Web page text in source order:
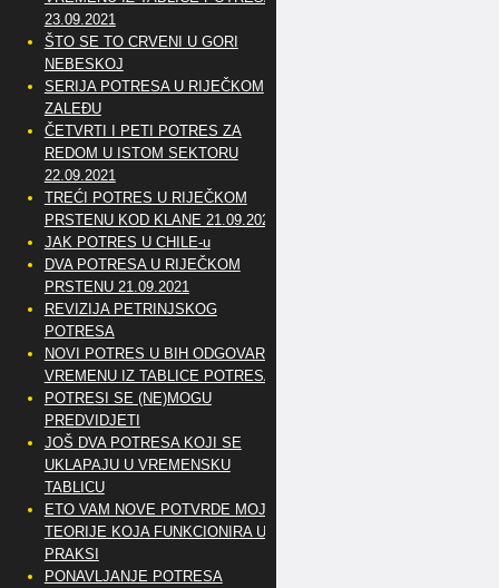
23.09.2021
ŠTO SE TO CRVENI U GORI
NEBESKOJ
SERIJA POTRESA U RIJEČKOM
ZALEĐU
ČETVRTI I PETI POTRES ZA
REDOM U ISTOM SEKTORU
22.09.2021
TREĆI POTRES U RIJEČKOM
PRSTENU KOD KLANE 21.09.2021
JAK POTRES U CHILE-u
DVA POTRESA U RIJEČKOM
PRSTENU 21.09.2021
REVIZIJA PETRINJSKOG
POTRESA
NOVI POTRES U BIH ODGOVARA
VREMENU IZ TABLICE POTRESA
POTRESI SE (NE)MOGU
PREDVIDJETI
JOŠ DVA POTRESA KOJI SE
UKLAPAJU U VREMENSKU
TABLICU
ETO VAM NOVE POTVRDE MOJE
TEORIJE KOJA FUNKCIONIRA U
PRAKSI
PONAVLJANJE POTRESA